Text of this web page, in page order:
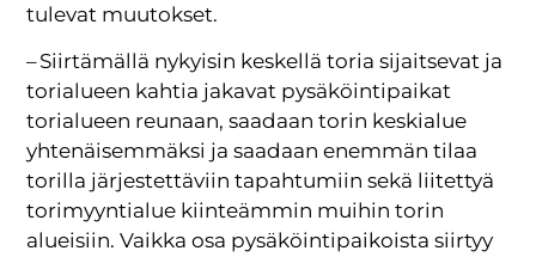
tulevat muutokset.
– Siirtämällä nykyisin keskellä toria sijaitsevat ja
torialueen kahtia jakavat pysäköintipaikat
torialueen reunaan, saadaan torin keskialue
yhtenäisemmäksi ja saadaan enemmän tilaa
torilla järjestettäviin tapahtumiin sekä liitettyä
torimyyntialue kiinteämmin muihin torin
alueisiin. Vaikka osa pysäköintipaikoista siirtyy